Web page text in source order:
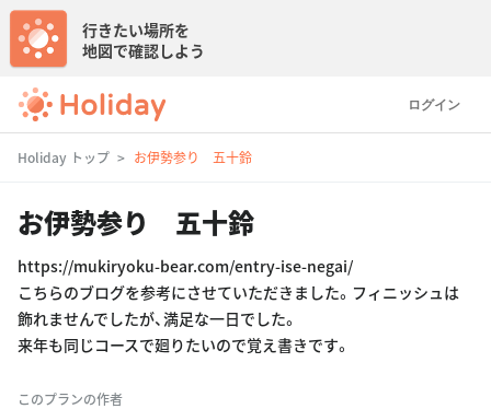
ログイン
行きたい場所を
地図で確認しよう
Holiday トップ お伊勢参り 五十鈴
お伊勢参り 五十鈴
https://mukiryoku-bear.com/entry-ise-negai/
こちらのブログを参考にさせていただきました。フィニッシュは
飾れませんでしたが、満足な一日でした。
来年も同じコースで廻りたいので覚え書きです。
このプランの作者